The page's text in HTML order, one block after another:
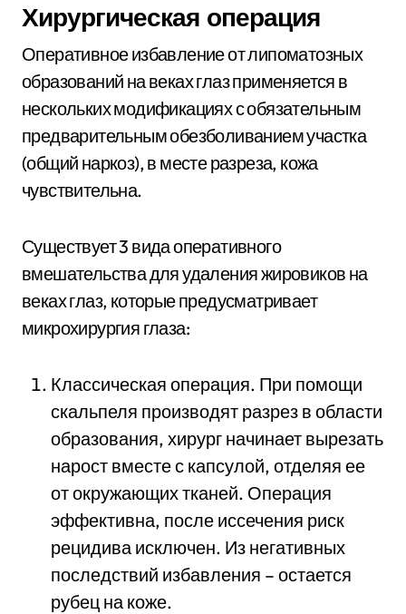
Хирургическая операция
Оперативное избавление от липоматозных
образований на веках глаз применяется в
нескольких модификациях с обязательным
предварительным обезболиванием участка
(общий наркоз), в месте разреза, кожа
чувствительна.
Существует 3 вида оперативного
вмешательства для удаления жировиков на
веках глаз, которые предусматривает
микрохирургия глаза:
Классическая операция. При помощи
скальпеля производят разрез в области
образования, хирург начинает вырезать
нарост вместе с капсулой, отделяя ее
от окружающих тканей. Операция
эффективна, после иссечения риск
рецидива исключен. Из негативных
последствий избавления – остается
рубец на коже.